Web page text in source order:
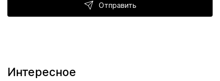
Отправить
Интересное